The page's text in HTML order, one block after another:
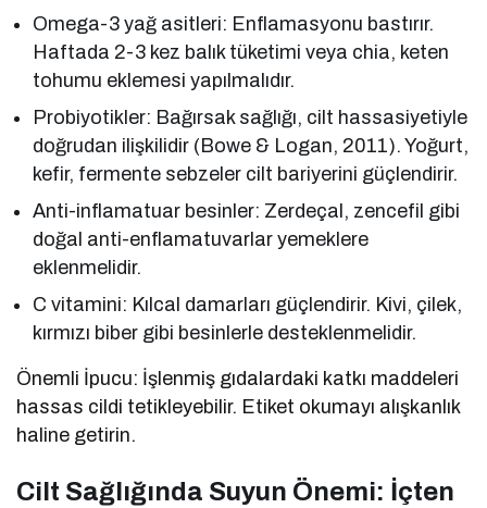
Omega-3 yağ asitleri: Enflamasyonu bastırır.
Haftada 2-3 kez balık tüketimi veya chia, keten
tohumu eklemesi yapılmalıdır.
Probiyotikler: Bağırsak sağlığı, cilt hassasiyetiyle
doğrudan ilişkilidir (Bowe & Logan, 2011). Yoğurt,
kefir, fermente sebzeler cilt bariyerini güçlendirir.
Anti-inflamatuar besinler: Zerdeçal, zencefil gibi
doğal anti-enflamatuvarlar yemeklere
eklenmelidir.
C vitamini: Kılcal damarları güçlendirir. Kivi, çilek,
kırmızı biber gibi besinlerle desteklenmelidir.
Önemli İpucu: İşlenmiş gıdalardaki katkı maddeleri
hassas cildi tetikleyebilir. Etiket okumayı alışkanlık
haline getirin.
Cilt Sağlığında Suyun Önemi: İçten